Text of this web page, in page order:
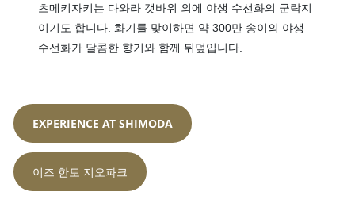
츠메키자키는 다와라 갯바위 외에 야생 수선화의 군락지
이기도 합니다. 화기를 맞이하면 약 300만 송이의 야생
수선화가 달콤한 향기와 함께 뒤덮입니다.
EXPERIENCE AT SHIMODA
이즈 한토 지오파크